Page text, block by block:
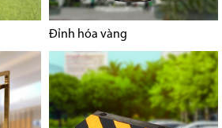
Đỉnh hóa vàng